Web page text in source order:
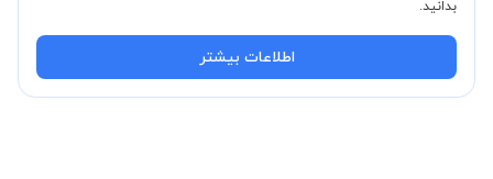
بدانید.
اطلاعات بیشتر